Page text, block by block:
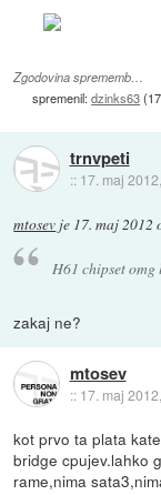
Zgodovina sprememb…
spremenil:dzinks63(
trnvpeti
:: 17. maj
mtosev je 17. maj 2012
H61 chipset omg
zakaj ne?
mtosev
:: 17. maj
kot prvo ta plata
bridge cpujev.lahko
rame,nima